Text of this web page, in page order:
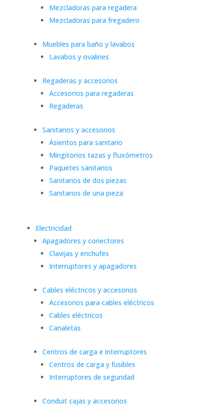
Mezcladoras para regadera
Mezcladoras para fregadero
Muebles para baño y lavabos
Lavabos y ovalines
Regaderas y accesorios
Accesorios para regaderas
Regaderas
Sanitarios y accesorios
Asientos para sanitario
Mingitorios tazas y fluxómetros
Paquetes sanitarios
Sanitarios de dos piezas
Sanitarios de una pieza
Electricidad
Apagadores y conectores
Clavijas y enchufes
Interruptores y apagadores
Cables eléctricos y accesorios
Accesorios para cables eléctricos
Cables eléctricos
Canaletas
Centros de carga e interruptores
Centros de carga y fusibles
Interruptores de seguridad
Conduit cajas y accesorios